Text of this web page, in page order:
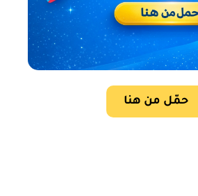
حمّل من هنا